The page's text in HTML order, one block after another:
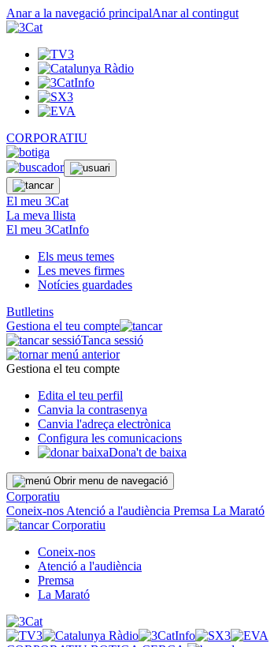
Anar a la navegació principalAnar al contingut
CORPORATIU
El meu 3Cat
La meva llista
El meu 3CatInfo
Els meus temes
Les meves firmes
Notícies guardades
Butlletins
Gestiona el teu compte
Tanca sessió
Gestiona el teu compte
Edita el teu perfil
Canvia la contrasenya
Canvia l'adreça electrònica
Configura les comunicacions
Dona't de baixa
Obrir menu de navegació
Corporatiu
Coneix-nos Atenció a l'audiència Premsa La Marató
Corporatiu
Coneix-nos
Atenció a l'audiència
Premsa
La Marató